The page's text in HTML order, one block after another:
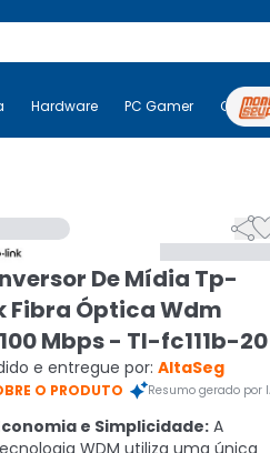
Black Ninja Hardware PC
Hardware PC Gamer

De Mídia Tp-
Fibra Óptica Wdm
Mbps - Tl-fc111b-20
e entregue por: AltaSeg
O PRODUTO Resumo gerado por
e Simplicidade:A
WDM utiliza uma única